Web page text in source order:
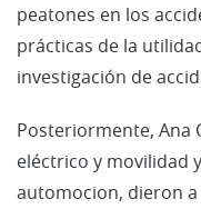
peatones en los
prácticas de la
investigación de
Posteriormente, Ana
eléctrico y movilidad
automocion, dieron